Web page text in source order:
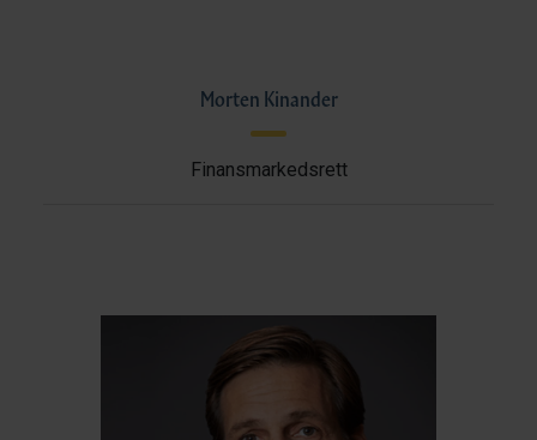
Morten Kinander
Finansmarkedsrett